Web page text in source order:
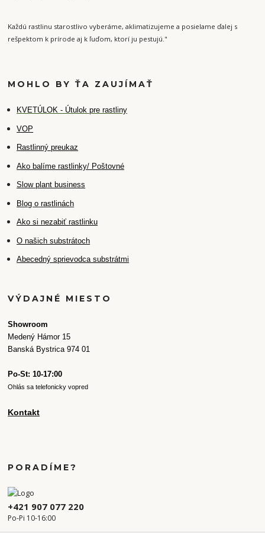
Každú rastlinu starostlivo vyberáme, aklimatizujeme a posielame ďalej s
rešpektom k prírode aj k ľuďom, ktorí ju pestujú."
MOHLO BY ŤA ZAUJÍMAŤ
KVETÚLOK - Útulok pre rastliny
VOP
Rastlinný preukaz
Ako balíme rastlinky/ Poštovné
Slow plant business
Blog o rastlinách
Ako si nezabiť rastlinku
O našich substrátoch
Abecedný sprievodca substrátmi
VÝDAJNÉ MIESTO
Showroom
Medený Hámor 15
Banská Bystrica 974 01
Po-St: 10-17:00
Ohlás sa telefonicky vopred
Kontakt
PORADÍME?
+421 907 077 220
Po-Pi 10-16:00